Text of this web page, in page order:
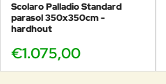
Scolaro Palladio Standard
parasol 350x350cm -
hardhout
€1.075,00